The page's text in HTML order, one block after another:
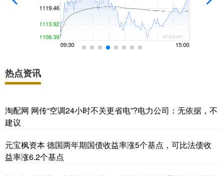
热点资讯
淘配网 网传“空调24小时不关更省电”?电力公司：无依据，不
建议
元宝枫资本 德国两年期国债收益率涨5个基点，可比法债收
益率涨6.2个基点